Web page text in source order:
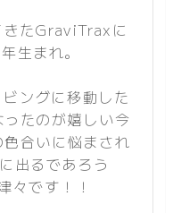
たGraviTraxに
生まれ。
ングに移動した
たのが嬉しい今
合いに悩まされ
出るであろう
々です！！